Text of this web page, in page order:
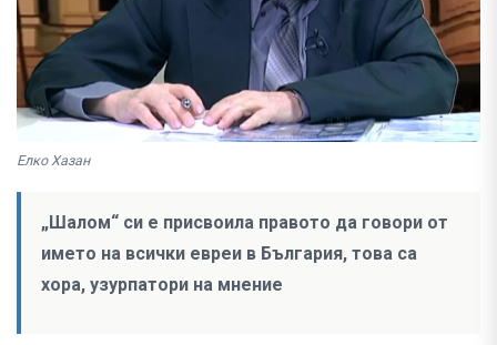
Елко Хазан
„Шалом“ си е присвоила правото да говори от
името на всички евреи в България, това са
хора, узурпатори на мнение